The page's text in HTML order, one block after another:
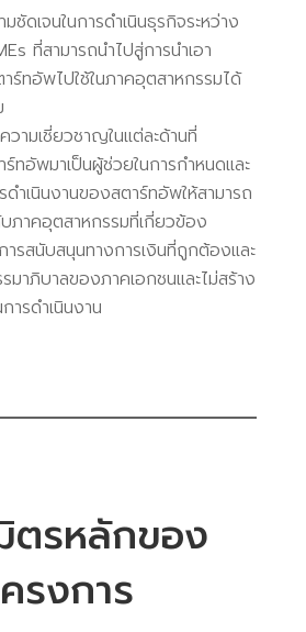
ชัดเจนในการดำเนินธุรกิจระหว่าง
ที่สามารถนำไปสู่การนำเอา
ร์ทอัพไปใช้ในภาคอุตสาหกรรมได้
ามเชี่ยวชาญในแต่ละด้านที่
ทอัพมาเป็นผู้ช่วยในการกำหนดและ
ดำเนินงานของสตาร์ทอัพให้สามารถ
ภาคอุตสาหกรรมที่เกี่ยวข้อง
รสนับสนุนทางการเงินที่ถูกต้องและ
มาภิบาลของภาคเอกชนและไม่สร้าง
ารดำเนินงาน
รหลักของ
รงการ